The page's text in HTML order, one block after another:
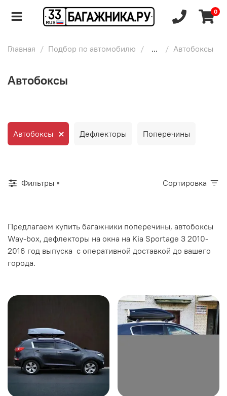
0
Главная Подбор по автомобилю ... Автобоксы
Автобоксы
Автобоксы Дефлекторы Поперечины
Фильтры Сортировка
Предлагаем купить багажники поперечины, автобоксы
Way-box, дефлекторы на окна на Kia Sportage 3 2010-
2016 год выпуска с оперативной доставкой до вашего
города.